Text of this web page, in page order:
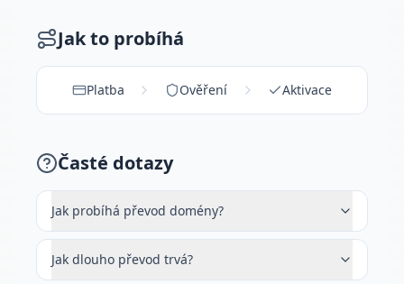
Jak to probíhá
Platba Ověření Aktivace
Časté dotazy
Jak probíhá převod domény?
Jak dlouho převod trvá?